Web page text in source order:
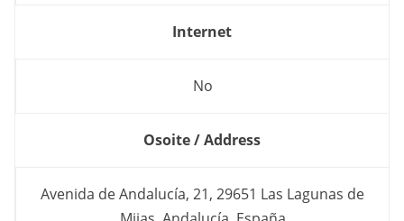
Internet
No
Osoite / Address
Avenida de Andalucía, 21, 29651 Las Lagunas de